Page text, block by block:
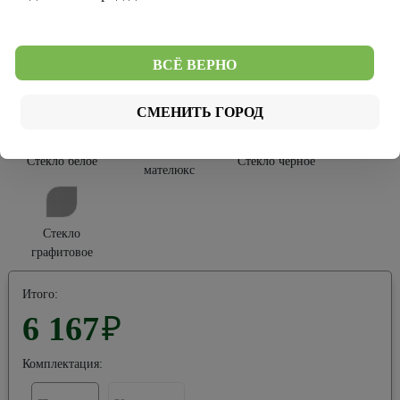
Тип остекления:
Стекло белое
мателюкс
Стекло черное
Стекло
графитовое
Итого:
6 167₽
Комплектация:
ВСЁ ВЕРНО
СМЕНИТЬ ГОРОД